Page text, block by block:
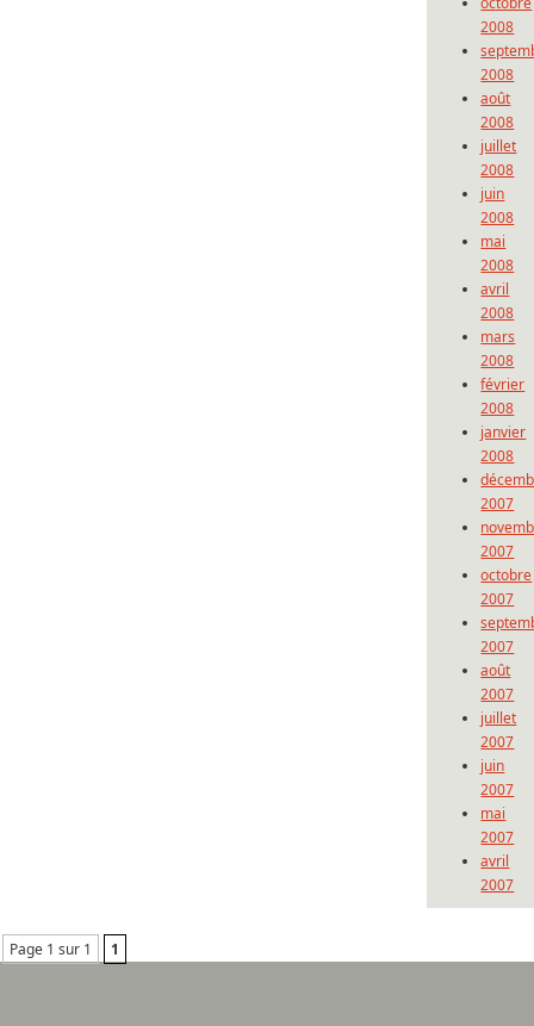
2008
2008
août
2008
juillet
2008
juin
2008
mai
2008
avril
2008
mars
2008
février
2008
janvier
2008
2007
2007
octobre
2007
2007
août
2007
juillet
2007
juin
2007
mai
2007
avril
2007
Page 1 sur 1 1